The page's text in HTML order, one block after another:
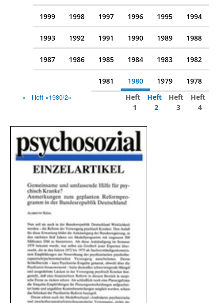
1999 1998 1997 1996 1995 1994
1993 1992 1991 1990 1989 1988
1987 1986 1985 1984 1983 1982
1981 1980 1979 1978
Heft »1980/2«
Heft
1
Heft
2
Heft
3
Heft
4